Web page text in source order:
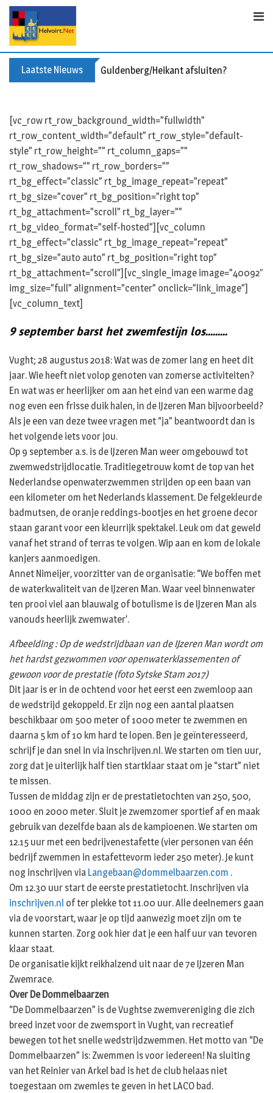
p
Laatste Nieuws Guldenberg/Heikant afsluiten?
[vc_row rt_row_background_width=”fullwidth”
rt_row_content_width=”default” rt_row_style=”default-
style” rt_row_height=”” rt_column_gaps=””
rt_row_shadows=”” rt_row_borders=””
rt_bg_effect=”classic” rt_bg_image_repeat=”repeat”
rt_bg_size=”cover” rt_bg_position=”right top”
rt_bg_attachment=”scroll” rt_bg_layer=””
rt_bg_video_format=”self-hosted”][vc_column
rt_bg_effect=”classic” rt_bg_image_repeat=”repeat”
rt_bg_size=”auto auto” rt_bg_position=”right top”
rt_bg_attachment=”scroll”][vc_single_image image=”40092″
img_size=”full” alignment=”center” onclick=”link_image”]
[vc_column_text]
9 september barst het zwemfestijn los………
Vught; 28 augustus 2018: Wat was de zomer lang en heet dit
jaar. Wie heeft niet volop genoten van zomerse activiteiten?
En wat was er heerlijker om aan het eind van een warme dag
nog even een frisse duik halen, in de IJzeren Man bijvoorbeeld?
Als je een van deze twee vragen met “ja” beantwoordt dan is
het volgende iets voor jou.
Op 9 september a.s. is de IJzeren Man weer omgebouwd tot
zwemwedstrijdlocatie. Traditiegetrouw komt de top van het
Nederlandse openwaterzwemmen strijden op een baan van
een kilometer om het Nederlands klassement. De felgekleurde
badmutsen, de oranje reddings-bootjes en het groene decor
staan garant voor een kleurrijk spektakel. Leuk om dat geweld
vanaf het strand of terras te volgen. Wip aan en kom de lokale
kanjers aanmoedigen.
Annet Nimeijer, voorzitter van de organisatie: “We boffen met
de waterkwaliteit van de IJzeren Man. Waar veel binnenwater
ten prooi viel aan blauwalg of botulisme is de IJzeren Man als
vanouds heerlijk zwemwater’.
Afbeelding : Op de wedstrijdbaan van de IJzeren Man wordt om
het hardst gezwommen voor openwaterklassementen of
gewoon voor de prestatie (foto Sytske Stam 2017)
Dit jaar is er in de ochtend voor het eerst een zwemloop aan
de wedstrijd gekoppeld. Er zijn nog een aantal plaatsen
beschikbaar om 500 meter of 1000 meter te zwemmen en
daarna 5 km of 10 km hard te lopen. Ben je geïnteresseerd,
schrijf je dan snel in via inschrijven.nl. We starten om tien uur,
zorg dat je uiterlijk half tien startklaar staat om je “start” niet
te missen.
Tussen de middag zijn er de prestatietochten van 250, 500,
1000 en 2000 meter. Sluit je zwemzomer sportief af en maak
gebruik van dezelfde baan als de kampioenen. We starten om
12.15 uur met een bedrijvenestafette (vier personen van één
bedrijf zwemmen in estafettevorm ieder 250 meter). Je kunt
nog inschrijven via Langebaan@dommelbaarzen.com .
Om 12.30 uur start de eerste prestatietocht. Inschrijven via
inschrijven.nl of ter plekke tot 11.00 uur. Alle deelnemers gaan
via de voorstart, waar je op tijd aanwezig moet zijn om te
kunnen starten. Zorg ook hier dat je een half uur van tevoren
klaar staat.
De organisatie kijkt reikhalzend uit naar de 7e IJzeren Man
Zwemrace.
Over De Dommelbaarzen
“De Dommelbaarzen” is de Vughtse zwemvereniging die zich
breed inzet voor de zwemsport in Vught, van recreatief
bewegen tot het snelle wedstrijdzwemmen. Het motto van “De
Dommelbaarzen” is: Zwemmen is voor iedereen! Na sluiting
van het Reinier van Arkel bad is het de club helaas niet
toegestaan om zwemles te geven in het LACO bad.